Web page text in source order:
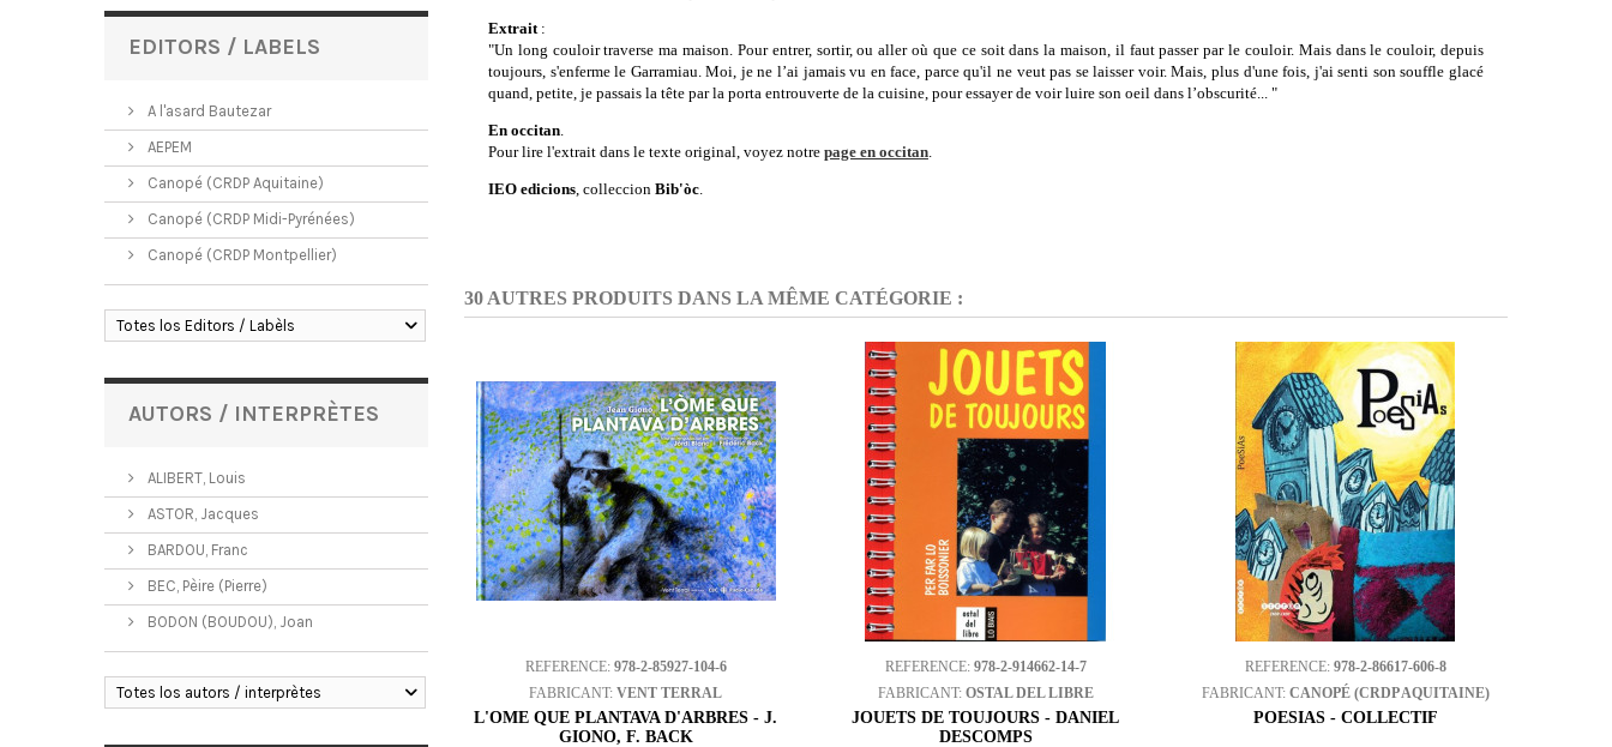
EDITORS / LABELS
A l'asard Bautezar
AEPEM
Canopé (CRDP Aquitaine)
Canopé (CRDP Midi-Pyrénées)
Canopé (CRDP Montpellier)
Totes los Editors / Labèls
AUTORS / INTERPRÈTES
ALIBERT, Louis
ASTOR, Jacques
BARDOU, Franc
BEC, Pèire (Pierre)
BODON (BOUDOU), Joan
Totes los autors / interprètes
Extrait:
"Un long couloir traverse ma maison. Pour entrer, sortir, ou aller où que ce soit dans la maison, il faut passer par le couloir. Mais dans le couloir, depuis
toujours, s'enferme le Garramiau. Moi, je ne l’ai jamais vu en face, parce qu'il ne veut pas se laisser voir. Mais, plus d'une fois, j'ai senti son souffle glacé
quand, petite, je passais la tête par la porta entrouverte de la cuisine, pour essayer de voir luire son oeil dans l’obscurité... "
En occitan.
Pour lire l'extrait dans le texte original, voyez notre page en occitan.
IEO edicions, colleccion Bib'òc.
30 AUTRES PRODUITS DANS LA MÊME CATÉGORIE :
REFERENCE: 978-2-85927-104-6
FABRICANT:VENT TERRAL
L'OME QUE PLANTAVA D'ARBRES - J.
GIONO, F. BACK
REFERENCE: 978-2-914662-14-7
FABRICANT: OSTAL DEL LIBRE
JOUETS DE TOUJOURS - DANIEL
DESCOMPS
REFERENCE: 978-2-86617-606-8
FABRICANT: CANOPÉ (CRDP AQUITAINE)
POESIAS - COLLECTIF